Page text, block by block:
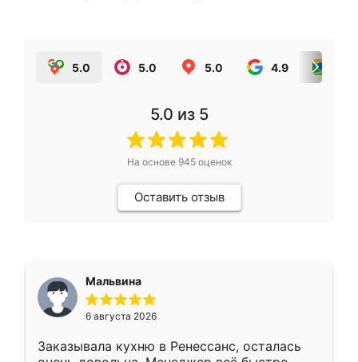
5.0 5.0 5.0 4.9
5.0 из 5
На основе 945оценок
Оставить отзыв
Мальвина
6 августа 2026
Заказывала кухню в Ренессанс, осталась